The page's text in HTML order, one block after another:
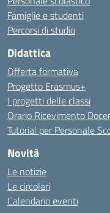
Famiglie e studenti
Percorsi di studio
Didattica
Offerta formativa
Progetto Erasmus+
I progetti delle classi
Orario Ricevimento
Tutorial per Personale
Novità
Le notizie
Le circolari
Calendario eventi